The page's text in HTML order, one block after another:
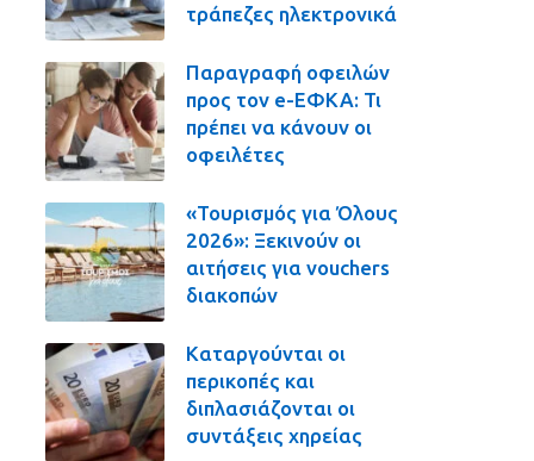
τράπεζες ηλεκτρονικά
Παραγραφή οφειλών
προς τον e-ΕΦΚΑ: Τι
πρέπει να κάνουν οι
οφειλέτες
«Τουρισμός για Όλους
2026»: Ξεκινούν οι
αιτήσεις για vouchers
διακοπών
Καταργούνται οι
περικοπές και
διπλασιάζονται οι
συντάξεις χηρείας